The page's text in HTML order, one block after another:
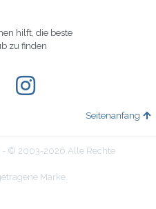
hilft, die beste
zu finden
Seitenanfang
- © 2003-2026 Alle Rechte
Marke.